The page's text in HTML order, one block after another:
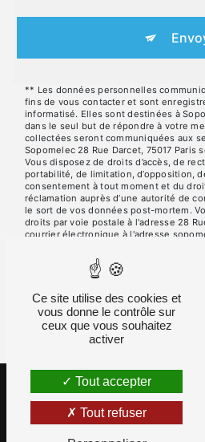
** Les données personnelles
fins de vous contacter et sont
informatisé. Elles sont destinées à
dans le seul but de répondre à votre
collectées seront communiquées aux
Sopomelec 28 Rue Darcet, 75017 Paris
Vous disposez de droits d’accès, de
portabilité, de limitation, d’opposition,
consentement à tout moment et du
réclamation auprès d’une autorité de
le sort de vos données post-mortem.
droits par voie postale à l'adresse 28
courrier électronique à l'adresse
justificatif d'identité pourra vous être
vos données pendant la période de
durée de prescription légale aux fins
contentieux. Vous avez le droit de
d'opposition au démarchage
adresse: Bloctel.gouv.fr. Consultez le
d’informations sur vos droits.
Recherches
- 2026 - Tous
Ce site utilise des cookies et
vous donne le contrôle sur
ceux que vous souhaitez
activer
Tout accepter
Tout refuser